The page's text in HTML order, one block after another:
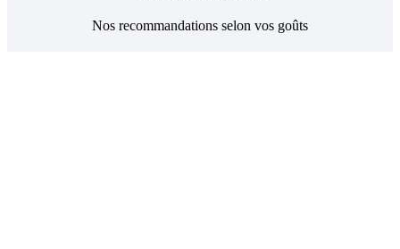
Nos recommandations selon vos goûts